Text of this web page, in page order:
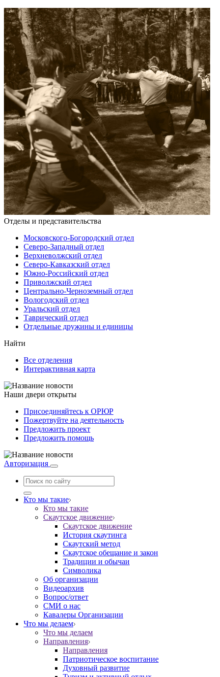
Отделы и представительства
Московского-Богородский отдел
Северо-Западный отдел
Верхневолжский отдел
Северо-Кавказский отдел
Южно-Российский отдел
Приволжский отдел
Центрально-Черноземный отдел
Вологодский отдел
Уральский отдел
Таврический отдел
Отдельные дружины и единицы
Найти
Все отделения
Интерактивная карта
Наши двери открыты
Присоединяйтесь к ОРЮР
Пожертвуйте на деятельность
Предложить проект
Предложить помощь
Авторизация
Кто мы такие
Кто мы такие
Скаутское движение
Скаутское движение
История скаутинга
Скаутский метод
Скаутское обещание и закон
Традиции и обычаи
Символика
Об организации
Видеоархив
Вопрос/ответ
СМИ о нас
Кавалеры Организации
Что мы делаем
Что мы делаем
Направления
Направления
Патриотическое воспитание
Духовный развитие